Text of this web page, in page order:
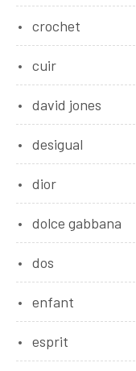
crochet
cuir
david jones
desigual
dior
dolce gabbana
dos
enfant
esprit